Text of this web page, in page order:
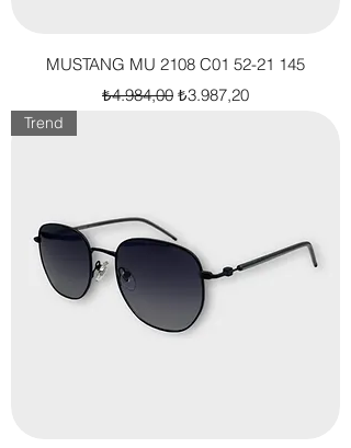
MUSTANG MU 2108 C01 52-21 145
Normal Fiyat
₺4.984,00 İndirimli Fiyat
₺3.987,20
Trend